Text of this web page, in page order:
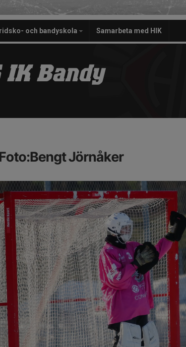
och bandyskola Samarbeta med HIK
IK Bandy
Jörnåker